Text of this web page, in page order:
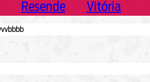
Resende Vitória